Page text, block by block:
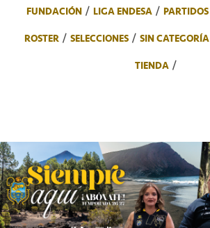
FUNDACIÓN
LIGA ENDESA PARTIDOS
ROSTER
SELECCIONES SIN CATEGORÍA
TIENDA